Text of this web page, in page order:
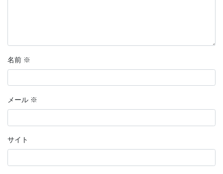
名前 ※
メール ※
サイト